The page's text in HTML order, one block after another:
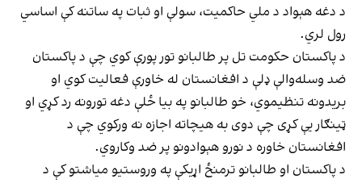
د دغه هېواد د ملي حاکمیت، سولې او ثبات په ساتنه کې اساسي
رول لري.
د پاکستان حکومت تل پر طالبانو تور پورې کوي چې د پاکستان
ضد وسله‌والې ډلې د افغانستان له خاورې فعالیت کوي او
بریدونه تنظیموي، خو طالبانو په بیا ځلې دغه تورونه رد کړي او
ټینګار یې کړی چې دوی به هیچاته اجازه نه ورکوي چې د
افغانستان خاوره د نورو هېوادونو پر ضد وکاروي.
د پاکستان او طالبانو ترمنځ اړیکې په وروستیو میاشتو کې د